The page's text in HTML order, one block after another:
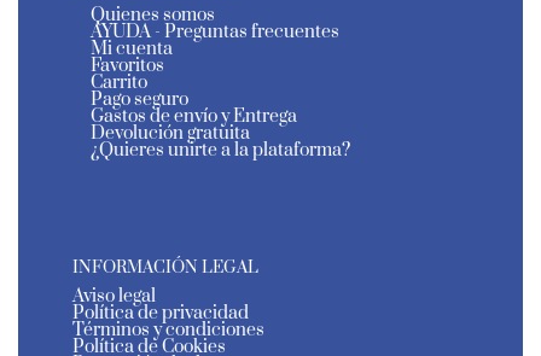
Quienes somos
AYUDA - Preguntas frecuentes
Mi cuenta
Favoritos
Carrito
Pago seguro
Gastos de envío y Entrega
Devolución gratuita
¿Quieres unirte a la plataforma?
INFORMACIÓN LEGAL
Aviso legal
Política de privacidad
Términos y condiciones
Política de Cookies